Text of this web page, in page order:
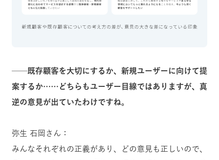
──既存顧客を大切にするか、新規ユーザーに向けて提
案するか……どちらもユーザー目線ではありますが、真
逆の意見が出ていたわけですね。
弥生 石岡さん：
みんなそれぞれの正義があり、どの意見も正しいので、